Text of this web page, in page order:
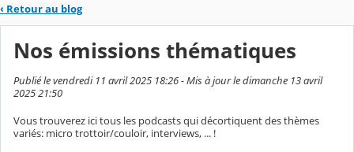
‹ Retour au blog
Nos émissions thématiques
Publié le vendredi 11 avril 2025 18:26 - Mis à jour le dimanche 13 avril
2025 21:50
Vous trouverez ici tous les podcasts qui décortiquent des thèmes
variés: micro trottoir/couloir, interviews, ... !